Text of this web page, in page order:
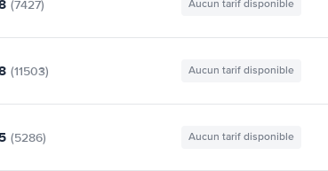
(7427) Aucun tarif disponible
(11503) Aucun tarif disponible
(5286) Aucun tarif disponible